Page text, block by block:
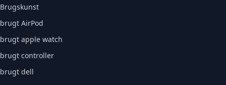
Brugskunst
brugt AirPod
brugt apple watch
brugt controller
brugt dell